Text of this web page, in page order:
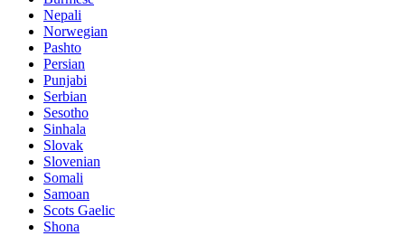
Nepali
Norwegian
Pashto
Persian
Punjabi
Serbian
Sesotho
Sinhala
Slovak
Slovenian
Somali
Samoan
Scots Gaelic
Shona